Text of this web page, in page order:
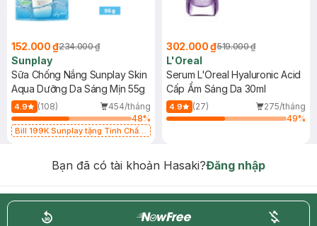
152.000 ₫234.000 ₫
Sunplay
Sữa Chống Nắng Sunplay Skin
Aqua Dưỡng Da Sáng Mịn 55g
4.9 (108)
454/tháng
48%
Bill 199K Sunplay tặng Tinh Chất
302.000 ₫519.000 ₫
L'Oreal
Serum L'Oreal Hyaluronic Acid
Cấp Ẩm Sáng Da 30ml
4.9 (27)
275/tháng
49%
Bạn đã có tài khoản Hasaki?Đăng nhập